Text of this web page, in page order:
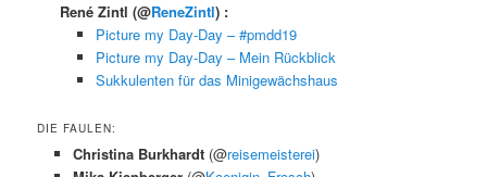
René Zintl(@ReneZintl) :
Picture my Day-Day – #pmdd19
Picture my Day-Day – Mein Rückblick
Sukkulenten für das Minigewächshaus
DIE FAULEN:
Christina Burkhardt (@reisemeisterei)